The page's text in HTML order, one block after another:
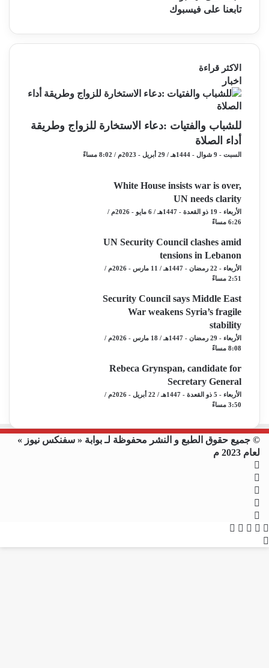
تابعنا على فيسبوك
الاكثر قراءة
اخبار
للشباب والفتيات :دعاء الاستخارة للزواج وطريقة
أداء الصلاة
السبت - 9 شوال - 1444هـ / 29 أبريل - 2023م / 8:02 مساءً
White House insists war is over,
UN needs clarity
الأربعاء - 19 ذو القعدة - 1447هـ / 6 مايو - 2026م /
6:26 مساءً
UN Security Council clashes amid
tensions in Lebanon
الأربعاء - 22 رمضان - 1447هـ / 11 مارس - 2026م /
2:51 مساءً
Security Council says Middle East
War weakens Syria’s fragile
stability
الأربعاء - 29 رمضان - 1447هـ / 18 مارس - 2026م /
8:08 مساءً
Rebeca Grynspan, candidate for
Secretary General
الأربعاء - 5 ذو القعدة - 1447هـ / 22 أبريل - 2026م /
3:50 مساءً
© جميع حقوق الطبع و النشر محفوظة لـ بوابة « سفنكس نيوز »
لعام 2023 م
الموقع
فيسبوك
X واتساب
تيلقرام